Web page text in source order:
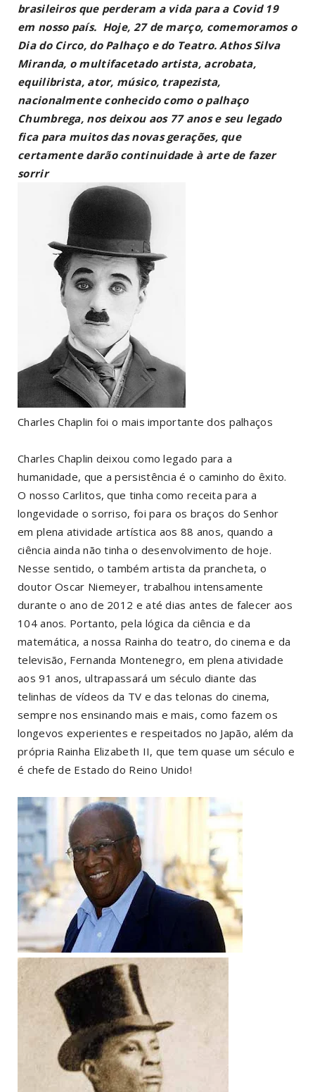
brasileiros que perderam a vida para a Covid 19
em nosso país. Hoje, 27 de março, comemoramos o
Dia do Circo, do Palhaço e do Teatro. Athos Silva
Miranda, o multifacetado artista, acrobata,
equilibrista, ator, músico, trapezista,
nacionalmente conhecido como o palhaço
Chumbrega, nos deixou aos 77 anos e seu legado
fica para muitos das novas gerações, que
certamente darão continuidade à arte de fazer
sorrir
Charles Chaplin foi o mais importante dos palhaços
Charles Chaplin deixou como legado para a
humanidade, que a persistência é o caminho do êxito.
O nosso Carlitos, que tinha como receita para a
longevidade o sorriso, foi para os braços do Senhor
em plena atividade artística aos 88 anos, quando a
ciência ainda não tinha o desenvolvimento de hoje.
Nesse sentido, o também artista da prancheta, o
doutor Oscar Niemeyer, trabalhou intensamente
durante o ano de 2012 e até dias antes de falecer aos
104 anos. Portanto, pela lógica da ciência e da
matemática, a nossa Rainha do teatro, do cinema e da
televisão, Fernanda Montenegro, em plena atividade
aos 91 anos, ultrapassará um século diante das
telinhas de vídeos da TV e das telonas do cinema,
sempre nos ensinando mais e mais, como fazem os
longevos experientes e respeitados no Japão, além da
própria Rainha Elizabeth II, que tem quase um século e
é chefe de Estado do Reino Unido!